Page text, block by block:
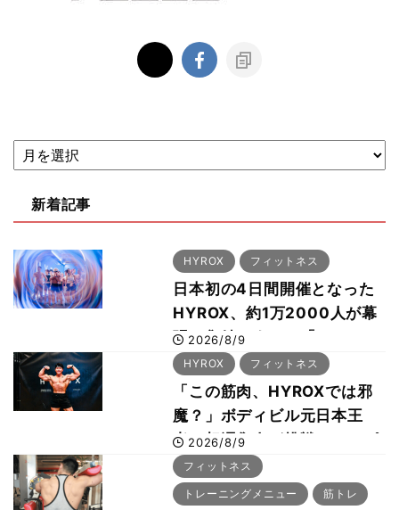
新着記事
HYROX フィットネス
日本初の4日間開催となった
HYROX、約1万2000人が幕
張に集結 すでに「2028、
29年の大会も準備」
2026/8/9
HYROX フィットネス
「この筋肉、HYROXでは邪
魔？」ボディビル元日本王
者・相澤隼人が挑戦 バーピ
ーでは驚異の種目2位
2026/8/9
フィットネス
トレーニングメニュー 筋トレ